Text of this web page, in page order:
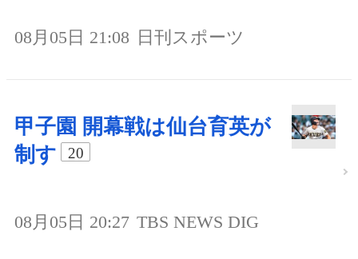
08月05日 21:08 日刊スポーツ
甲子園 開幕戦は仙台育英が
制す
20
08月05日 20:27 TBS NEWS DIG